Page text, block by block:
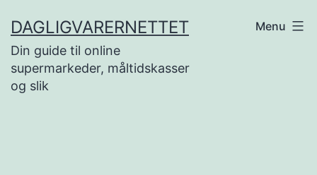
to
content
DAGLIGVARERNETTET
Din guide til online
supermarkeder, måltidskasser
og slik
Menu